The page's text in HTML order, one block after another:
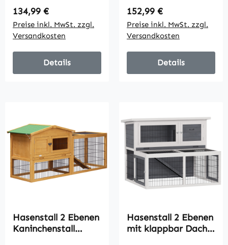
Unterschlupfhaus für
2-4 Zwergkaninchen
180,4 x 150 x 48 cm
Orange
Regulärer Preis:
134,99 €
Preise inkl. MwSt. zzgl.
Versandkosten
Details
Kleintierkäfig mit
Wippe Laufrad
Hütte 95 x 53 x 76
cm Naturholz
Regulärer Preis:
152,99 €
Preise inkl. MwSt. zzgl.
Versandkosten
Details
Hasenstall 2 Ebenen
Kaninchenstall
Hasenstall 2 Ebenen
mit klappbar Dach